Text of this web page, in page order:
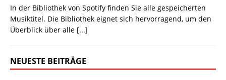
In der Bibliothek von Spotify finden Sie alle gespeicherten
Musiktitel. Die Bibliothek eignet sich hervorragend, um den
Überblick über alle [...]
NEUESTE BEITRÄGE